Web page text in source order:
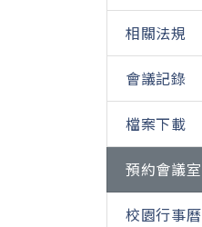
相關法規
會議記錄
檔案下載
預約會議室
校園行事曆